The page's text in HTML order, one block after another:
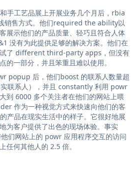
手工艺品展上开展业务几个月后，rbia
销售方式。他们required the ability以
展示他们的产品质量、轻巧且符合人体
没有为此提供足够的解决方案。他们在
了 different third-party apps，但没有
的一部分，并且笨重且难以使用。
popup 后，他们boost 的联系人数量超
联系人），并且 constantly 利用 powr
到 6000 多个关注者在他们的网站上喂
作为一种视觉方式来快速向他们的客
产品在现实生活中的样子。它很好地展
为客户提供了出色的现场体验。事实
们网站上的 powr 应用程序交互的访问
任何其他人的 2.5 倍。